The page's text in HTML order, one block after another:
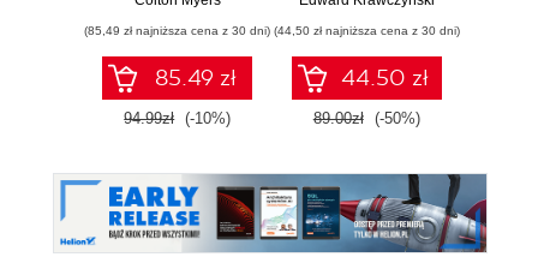
(85,49 zł najniższa cena z 30 dni)
85.49 zł
94.99zł (-10%)
(44,50 zł najniższa cena z 30 dni)
44.50 zł
89.00zł (-50%)